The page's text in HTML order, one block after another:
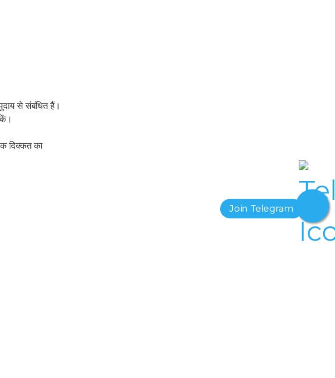
से संबंधित हैं।
दिक्कत का